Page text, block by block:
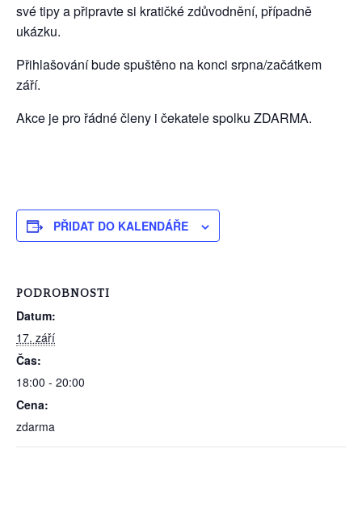
své tipy a připravte si kratičké zdůvodnění, případně
ukázku.
Přihlašování bude spuštěno na konci srpna/začátkem
září.
Akce je pro řádné členy i čekatele spolku ZDARMA.
PŘIDAT DO KALENDÁŘE
PODROBNOSTI
Datum:
17. září
Čas:
18:00 - 20:00
Cena:
zdarma